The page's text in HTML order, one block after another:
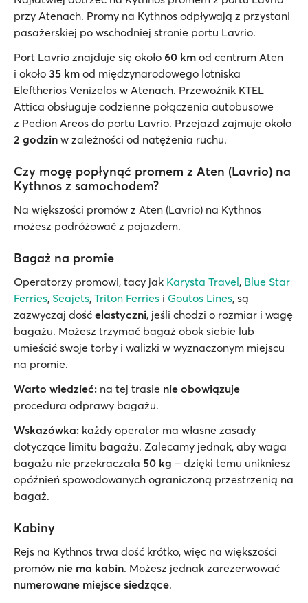
przy Atenach. Promy na Kythnos odpływają z przystani
pasażerskiej po wschodniej stronie portu Lavrio.
Port Lavrio znajduje się około 60 km od centrum Aten
i około 35 km od międzynarodowego lotniska
Eleftherios Venizelos w Atenach. Przewoźnik KTEL
Attica obsługuje codzienne połączenia autobusowe
z Pedion Areos do portu Lavrio. Przejazd zajmuje około
2 godzin w zależności od natężenia ruchu.
Czy mogę popłynąć promem z Aten (Lavrio) na
Kythnos z samochodem?
Na większości promów z Aten (Lavrio) na Kythnos
możesz podróżować z pojazdem.
Bagaż na promie
Operatorzy promowi, tacy jak Karysta Travel, Blue Star
Ferries, Seajets, Triton Ferries i Goutos Lines, są
zazwyczaj dość elastyczni, jeśli chodzi o rozmiar i wagę
bagażu. Możesz trzymać bagaż obok siebie lub
umieścić swoje torby i walizki w wyznaczonym miejscu
na promie.
Warto wiedzieć: na tej trasie nie obowiązuje
procedura odprawy bagażu.
Wskazówka: każdy operator ma własne zasady
dotyczące limitu bagażu. Zalecamy jednak, aby waga
bagażu nie przekraczała 50 kg – dzięki temu unikniesz
opóźnień spowodowanych ograniczoną przestrzenią na
bagaż.
Kabiny
Rejs na Kythnos trwa dość krótko, więc na większości
promów nie ma kabin. Możesz jednak zarezerwować
numerowane miejsce siedzące.